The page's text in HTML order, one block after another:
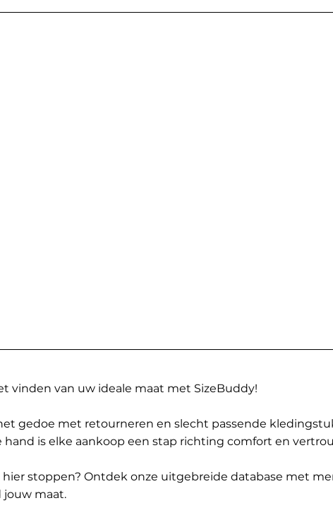
vinden van uw ideale maat met SizeBuddy!
gedoe met retourneren en slecht passende
hand is elke aankoop een stap richting comfort en
hier stoppen? Ontdek onze uitgebreide database met
jouw maat.